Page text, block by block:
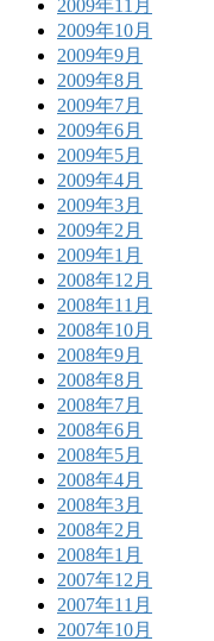
2009年11月
2009年10月
2009年9月
2009年8月
2009年7月
2009年6月
2009年5月
2009年4月
2009年3月
2009年2月
2009年1月
2008年12月
2008年11月
2008年10月
2008年9月
2008年8月
2008年7月
2008年6月
2008年5月
2008年4月
2008年3月
2008年2月
2008年1月
2007年12月
2007年11月
2007年10月